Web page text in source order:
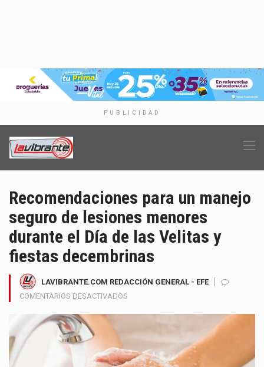
PUBLICIDAD
Recomendaciones para un manejo
seguro de lesiones menores
durante el Día de las Velitas y
fiestas decembrinas
LAVIBRANTE.COM REDACCIÓN GENERAL - EFE
COMENTARIOS DESACTIVADOS
UN
SEGURO